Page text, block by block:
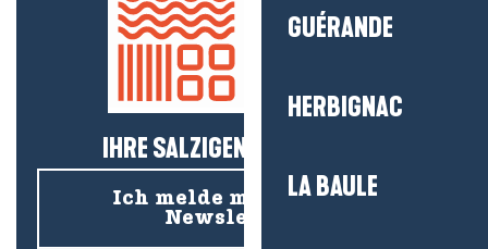
GUÉRANDE
HERBIGNAC
LA BAULE
IHRE SALZIGEN NEUIGKEITEN!
Ich melde mich für den
Newsletter an